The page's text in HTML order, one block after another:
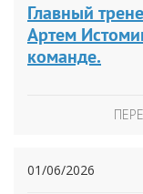
Главный
Артем
команде.
01/06/2026